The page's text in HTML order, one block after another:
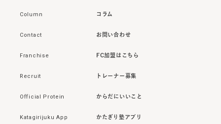
Column コラム
Contact お問い合わせ
Franchise FC加盟はこちら
Recruit トレーナー募集
Official Protein からだにいいこと
Katagirijuku App かたぎり塾アプリ